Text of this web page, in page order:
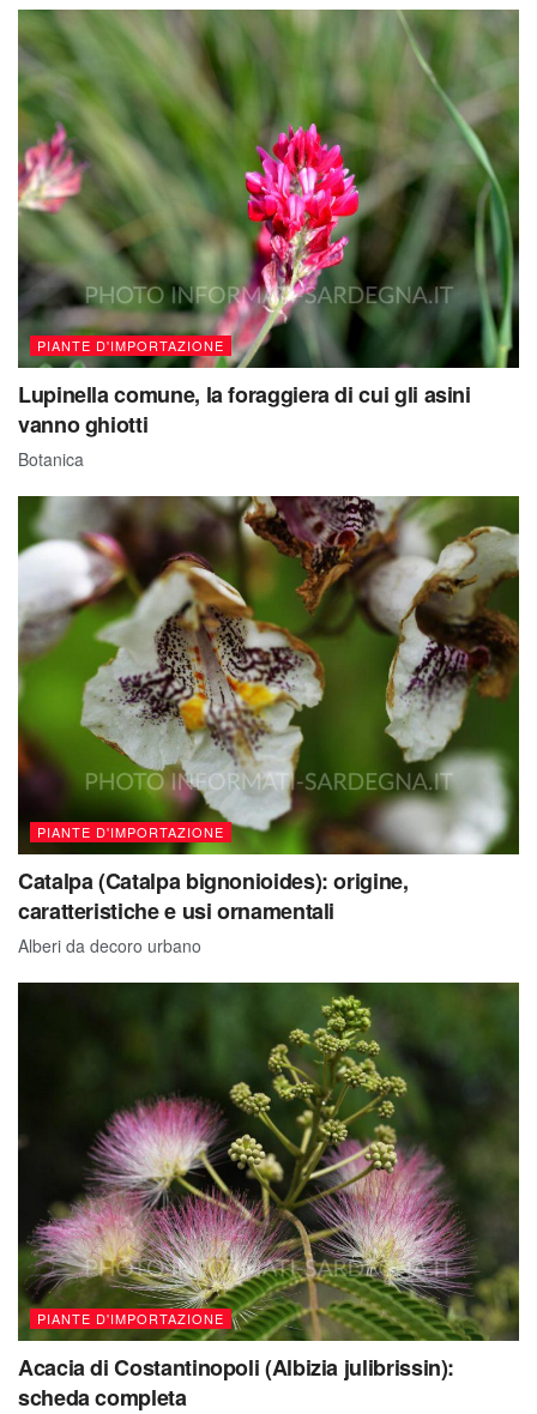
PIANTE D'IMPORTAZIONE
Lupinella comune, la foraggiera di cui gli asini
vanno ghiotti
Botanica
PIANTE D'IMPORTAZIONE
Catalpa (Catalpa bignonioides): origine,
caratteristiche e usi ornamentali
Alberi da decoro urbano
PIANTE D'IMPORTAZIONE
Acacia di Costantinopoli (Albizia julibrissin):
scheda completa